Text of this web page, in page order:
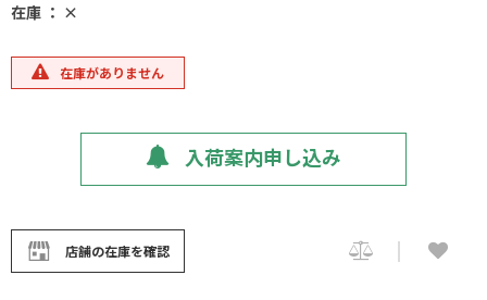
在庫 ： ×
在庫がありません
入荷案内申し込み
店舗の在庫を確認